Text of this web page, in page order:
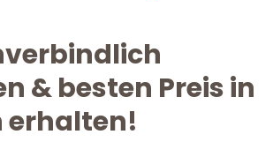
& besten Preis in
erhalten!